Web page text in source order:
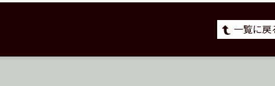
一覧に戻